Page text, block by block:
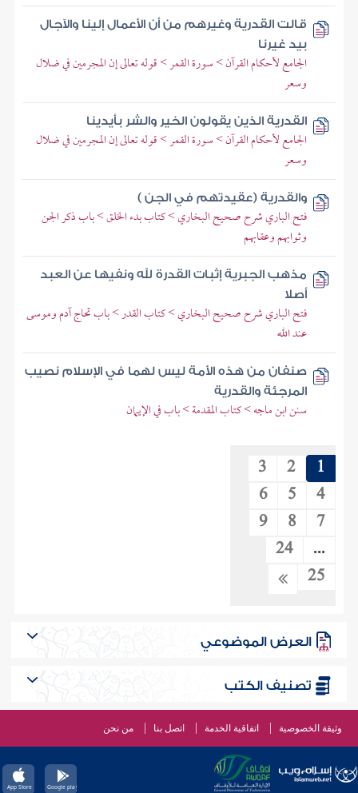
قالت القدرية وغيرهم من أن الأعمال إلينا والآجال
بيد غيرنا
الجامع لأحكام القرآن > سورة القمر > قوله تعالى إن المجرمين في ضلال
وسعر
القدرية الذين يقولون الخير والشر بأيدينا
الجامع لأحكام القرآن > سورة القمر > قوله تعالى إن المجرمين في ضلال
وسعر
والقدرية (عقيدتهم في الجن )
فتح الباري شرح صحيح البخاري > كتاب بدء الخلق > باب ذكر الجن
وثوابهم وعقابهم
مذهب الجبرية إثبات القدرة لله ونفيها عن العبد
أصلا
فتح الباري شرح صحيح البخاري > كتاب القدر > باب تحاج آدم وموسى
عند الله
صنفان من هذه الأمة ليس لهما في الإسلام نصيب
المرجئة والقدرية
سنن ابن ماجه > كتاب المقدمة > باب في الإيمان
1
2
3
4
5
6
7
8
9
...
24
25
العرض الموضوعي
تصنيف الكتب
وثيقة الخصوصية اتفاقية الخدمة اتصل بنا من نحن